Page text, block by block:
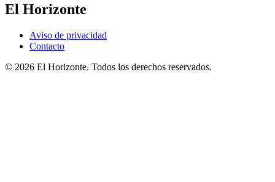
El Horizonte
Aviso de privacidad
Contacto
© 2026 El Horizonte. Todos los derechos reservados.